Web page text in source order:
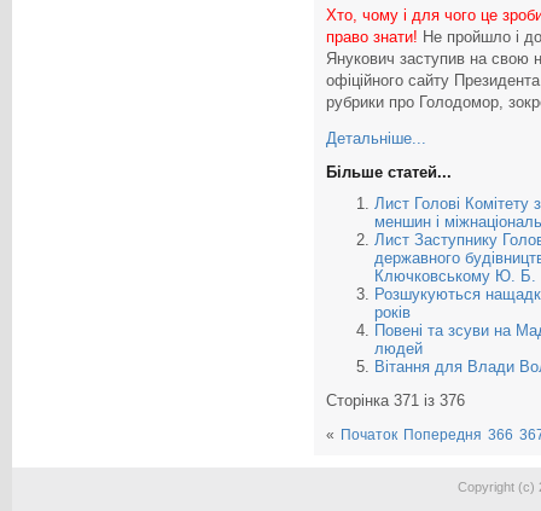
Хто, чому і для чого це
право знати! Не пройшло і
Янукович заступив на свою
офіційного сайту
рубрики про Голодомор,
Детальніше...
Більше статей...
Лист Голові
меншин і
Лист Заступнику
державного
Ключковському Ю. Б.
Розшукуються
років
Повені та зсуви на
людей
Вітання для Влади
Сторінка 371 із 376
« Початок Попередня 366
Copyright (c)